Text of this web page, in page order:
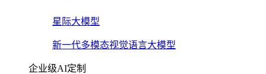
星际大模型
新一代多模态视觉语言大模型
企业级AI定制